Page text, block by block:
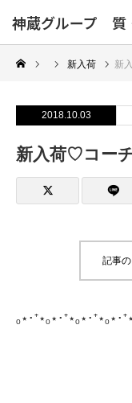
神蔵グループ 質
新入荷 新
2018.10.03
新入荷♡コー
記事
ₒ⋆･⁺⋆ₒ⋆･⁺⋆ₒ⋆･⁺⋆ₒ⋆･